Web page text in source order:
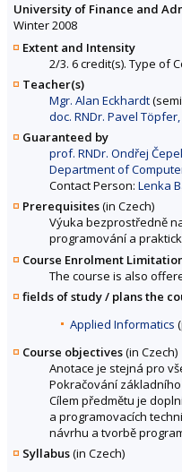
University of Finance and
Winter 2008
Extent and Intensity
2/3. 6 credit(s). Type of
Teacher(s)
Mgr. Alan Eckhardt
doc. RNDr. Pavel Töpfer,
Guaranteed by
prof. RNDr. Ondřej
Department of
Contact Person: Lenka
Prerequisites(in Czech)
Výuka bezprostředně
programování a
Course Enrolment
The course is also
fields of study / plans the
Applied Informatics
Course objectives(in Czech)
Anotace je stejná pro
Pokračování
Cílem předmětu je
a programovacích
návrhu a tvorbě
Syllabus(in Czech)